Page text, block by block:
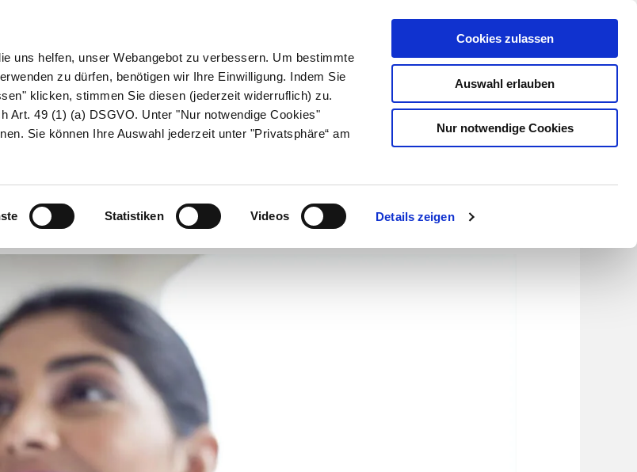
uns helfen, unser Webangebot zu verbessern. Um bestimmte
zu dürfen, benötigen wir Ihre Einwilligung. Indem Sie
klicken, stimmen Sie diesen (jederzeit widerruflich) zu.
Art. 49 (1) (a) DSGVO. Unter "Nur notwendige Cookies"
Sie können Ihre Auswahl jederzeit unter "Privatsphäre“ am
Statistiken Videos Details zeigen
Cookies zulassen
Auswahl erlauben
Nur notwendige Cookies
Kundenlogin
Suche
Naturheilkunde Eltern & Kind Gesund leben Über uns